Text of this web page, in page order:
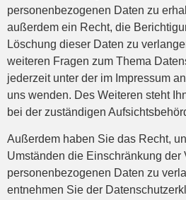
personenbezogenen Daten zu
außerdem ein Recht, die
Löschung dieser Daten zu
weiteren Fragen zum Thema
jederzeit unter der im Impressum
uns wenden. Des Weiteren steht
bei der zuständigen
Außerdem haben Sie das Recht,
Umständen die Einschränkung der
personenbezogenen Daten zu
entnehmen Sie der